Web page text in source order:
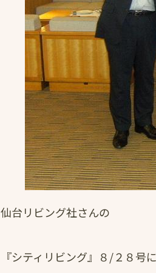
仙台リビング社さんの
『シティリビング』８/２８号